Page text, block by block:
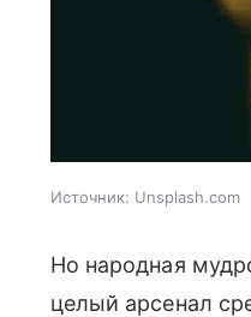
Источник: Unsplash.com
Но народная
целый арсенал